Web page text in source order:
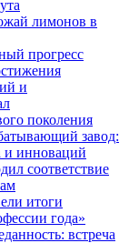
лимонов в
прогресс
и
поколения
завод:
и инноваций
соответствие
итоги
года»
встреча